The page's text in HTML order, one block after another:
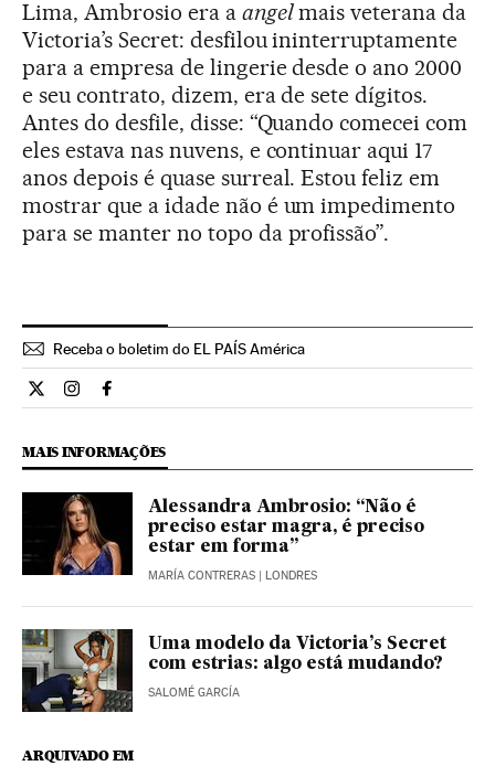
Lima, Ambrosio era a angelmais veterana da
Victoria’s Secret: desfilou ininterruptamente
para a empresa de lingerie desde o ano 2000
e seu contrato, dizem, era de sete dígitos.
Antes do desfile, disse: “Quando comecei com
eles estava nas nuvens, e continuar aqui 17
anos depois é quase surreal. Estou feliz em
mostrar que a idade não é um impedimento
para se manter no topo da profissão”.
Receba o boletim do EL PAÍS América
Estilo El País Brasil en Twitter
Estilo El País Brasil en Instagram
Estilo El País Brasil en Facebook
MAIS INFORMAÇÕES
Alessandra Ambrosio: “Não é
preciso estar magra, é preciso
estar em forma”
MARÍA CONTRERAS | LONDRES
Uma modelo da Victoria’s Secret
com estrias: algo está mudando?
SALOMÉ GARCÍA
ARQUIVADO EM